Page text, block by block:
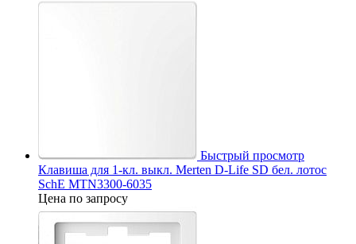
Быстрый просмотр
Клавиша для 1-кл. выкл. Merten D-Life SD бел. лотос
SchE MTN3300-6035
Цена по запросу